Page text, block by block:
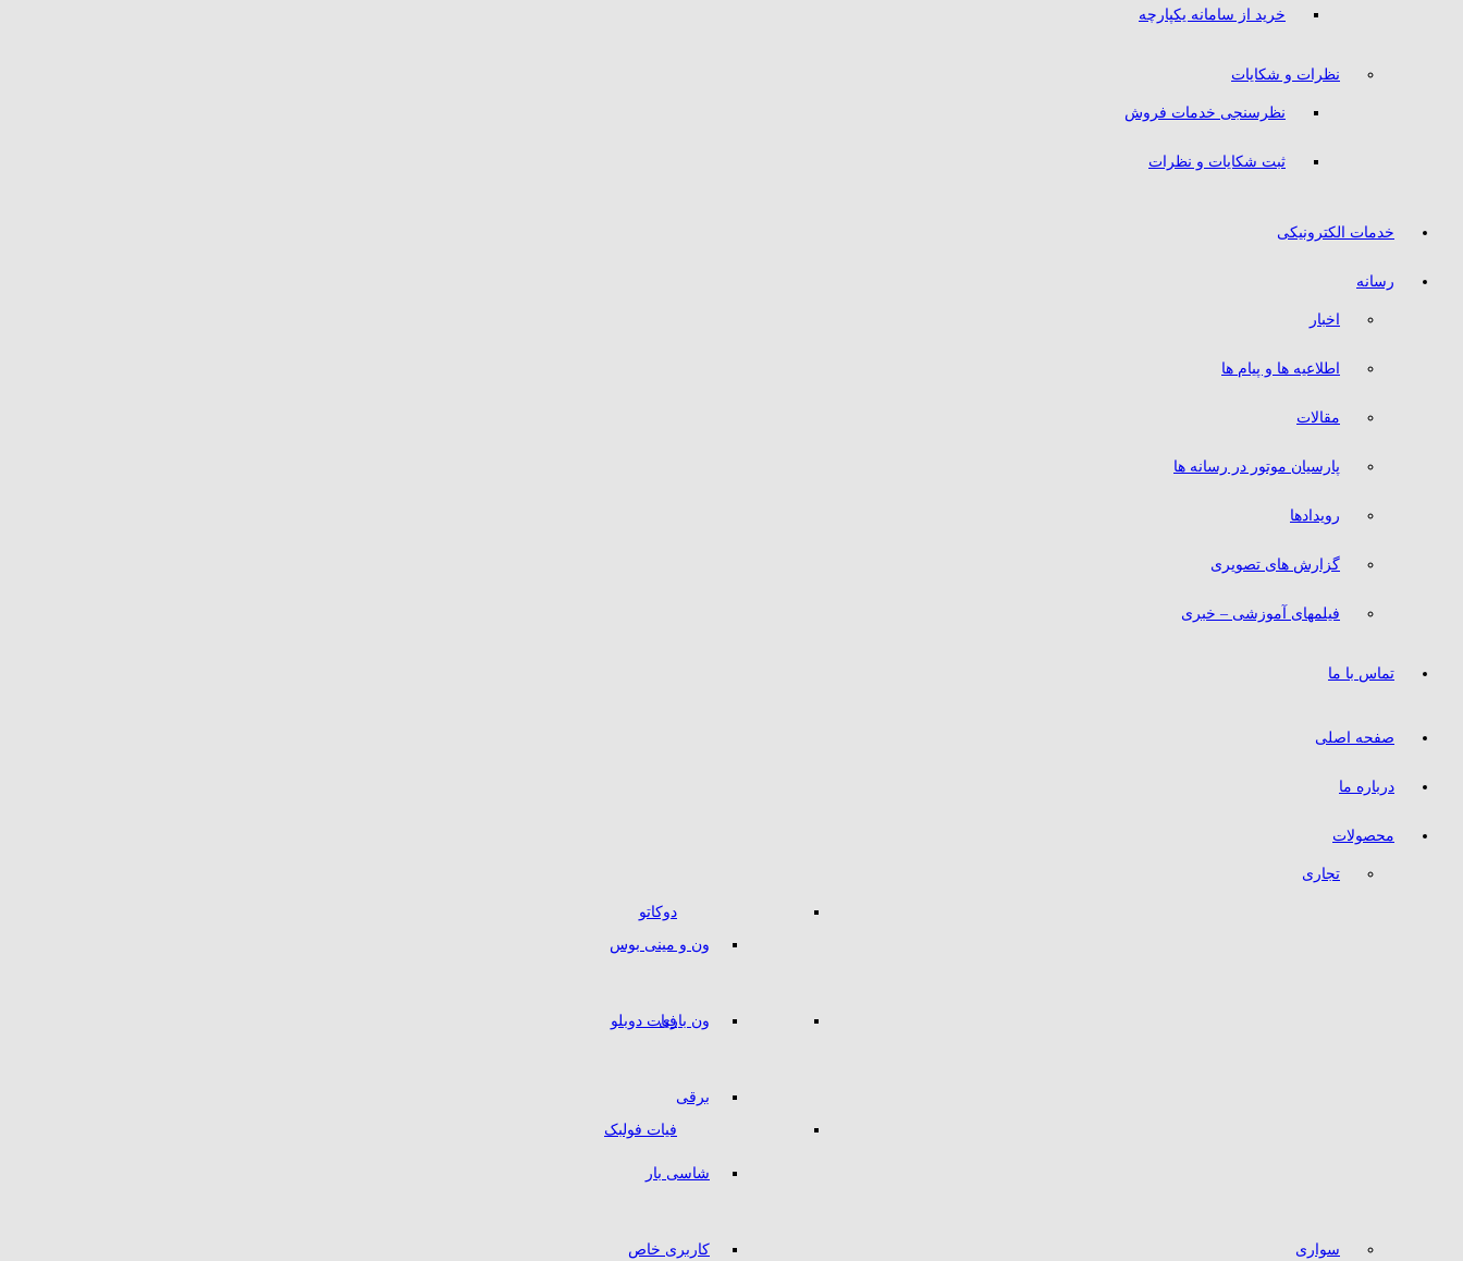
خرید از سامانه یکپارچه
نظرات و شکایات
نظرسنجی خدمات فروش
ثبت شکایات و نظرات
خدمات الکترونیکی
رسانه
اخبار
اطلاعیه ها و پیام ها
مقالات
پارسیان موتور در رسانه ها
رویدادها
گزارش های تصویری
فیلمهای آموزشی – خبری
تماس با ما
صفحه اصلی
درباره ما
محصولات
تجاری
دوکاتو
ون و مینی بوس
ون باری
برقی
شاسی بار
کاربری خاص
فیات دوبلو
فیات فولبک
سواری